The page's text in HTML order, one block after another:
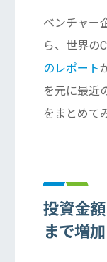
ベンチャー
ら、世界の
のレポート
を元に最近
をまとめて
投資金額
まで増加